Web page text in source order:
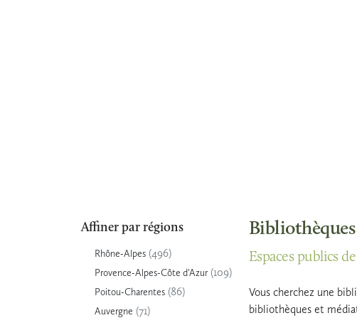
Affiner par régions
Rhône-Alpes (496)
Provence-Alpes-Côte d'Azur(109)
Poitou-Charentes (86)
Auvergne (71)
Bibliothèques
Espaces publics
Vous cherchez une
bibliothèques et